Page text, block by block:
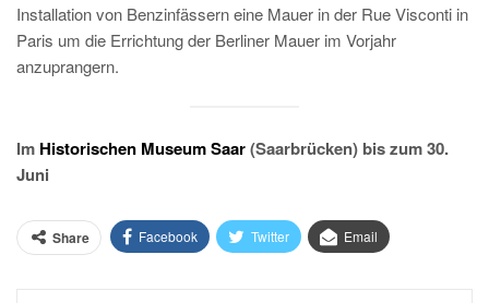
Installation von Benzinfässern eine Mauer in der Rue Visconti in
Paris um die Errichtung der Berliner Mauer im Vorjahr
anzuprangern.
Im Historischen Museum Saar(Saarbrücken) bis zum 30.
Juni
Share Facebook Twitter Email